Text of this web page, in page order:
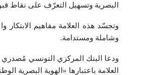
البصرية وتسهيل التعرّف على نقاط
وتجسّد هذه العلامة مفاهيم الابتكار
وشاملة ومستدامة.
ودعا البنك المركزي التونسي مُصدري
العلامة باعتبارها «الهوية